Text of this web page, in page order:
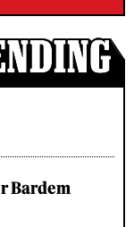
Bardem